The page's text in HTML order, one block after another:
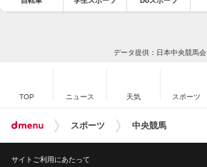
データ提供：日本中央競馬会
TOP ニュース 天気 スポーツ
スポーツ 中央競馬
サイトご利用にあたって